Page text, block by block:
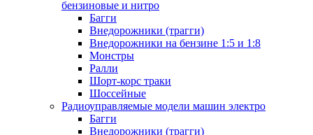
бензиновые и нитро
Багги
Внедорожники (трагги)
Внедорожники на бензине 1:5 и 1:8
Монстры
Ралли
Шорт-корс траки
Шоссейные
Радиоуправляемые модели машин электро
Багги
Внедорожники (трагги)